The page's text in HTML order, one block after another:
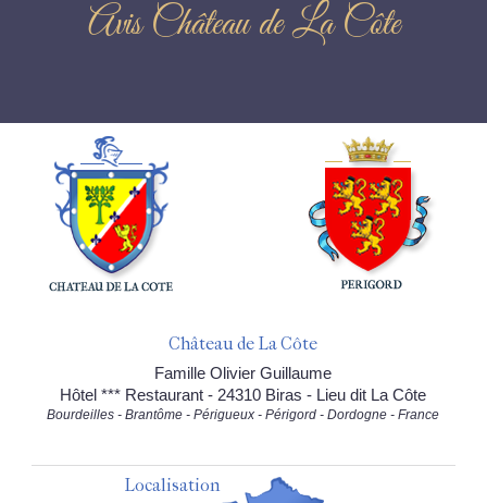
Avis Château de La Côte
Château de La Côte
Famille Olivier Guillaume
Hôtel *** Restaurant - 24310 Biras - Lieu dit La Côte
Bourdeilles - Brantôme - Périgueux - Périgord - Dordogne - France
Localisation